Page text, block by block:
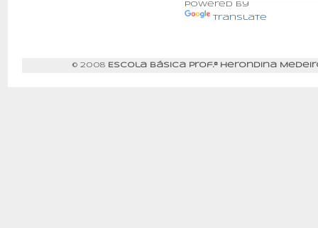
Powered by
Translate
© 2008 Escola Básica Prof.ª Herondina